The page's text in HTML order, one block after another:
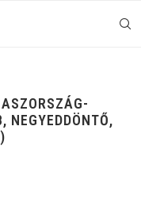
NEGYEDDÖNTŐ,